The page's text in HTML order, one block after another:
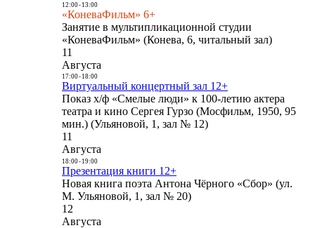
12:00- 13:00
«КоневаФильм» 6+
Занятие в мультипликационной студии
«КоневаФильм» (Конева, 6, читальный зал)
11
Августа
17:00- 18:00
Виртуальный концертный зал 12+
Показ х/ф «Смелые люди» к 100-летию актера
театра и кино Сергея Гурзо (Мосфильм, 1950, 95
мин.) (Ульяновой, 1, зал № 12)
11
Августа
18:00- 19:00
Презентация книги 12+
Новая книга поэта Антона Чёрного «Сбор» (ул.
М. Ульяновой, 1, зал № 20)
12
Августа